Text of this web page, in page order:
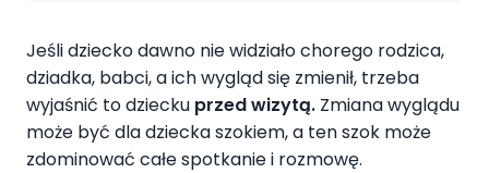
Jeśli dziecko dawno nie widziało chorego rodzica,
dziadka, babci, a ich wygląd się zmienił, trzeba
wyjaśnić to dziecku przed wizytą. Zmiana wyglądu
może być dla dziecka szokiem, a ten szok może
zdominować całe spotkanie i rozmowę.